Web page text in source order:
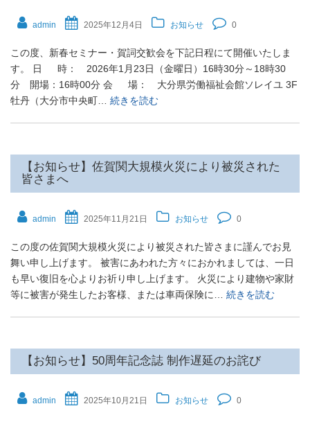
admin 2025年12月4日 お知らせ 0
この度、新春セミナー・賀詞交歓会を下記日程にて開催いたしま
す。 日 時： 2026年1月23日（金曜日）16時30分～18時30
分 開場：16時00分 会 場： 大分県労働福祉会館ソレイユ 3F
牡丹（大分市中央町… 続きを読む
【お知らせ】佐賀関大規模火災により被災された
皆さまへ
admin 2025年11月21日 お知らせ 0
この度の佐賀関大規模火災により被災された皆さまに謹んでお見
舞い申し上げます。 被害にあわれた方々におかれましては、一日
も早い復旧を心よりお祈り申し上げます。 火災により建物や家財
等に被害が発生したお客様、または車両保険に… 続きを読む
【お知らせ】50周年記念誌 制作遅延のお詫び
admin 2025年10月21日 お知らせ 0